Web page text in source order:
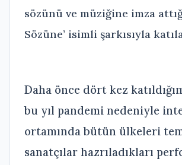
sözünü ve müziğine imza
Sözüne’ isimli şarkısıyla
Daha önce dört kez
bu yıl pandemi nedeniyle
ortamında bütün ülkeleri
sanatçılar hazrıladıkları